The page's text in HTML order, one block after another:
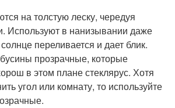
на толстую леску, чередуя
Используют в нанизывании даже
переливается и дает блик.
прозрачные, которые
в этом плане стеклярус. Хотя
угол или комнату, то используйте